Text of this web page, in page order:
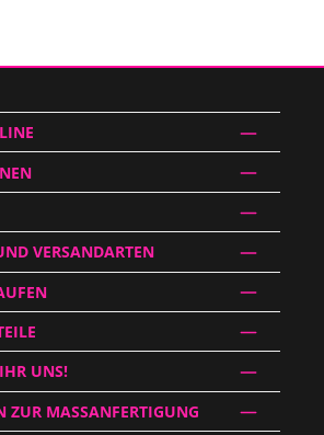
VERSANDARTEN
UNS!
ZUR MASSANFERTIGUNG